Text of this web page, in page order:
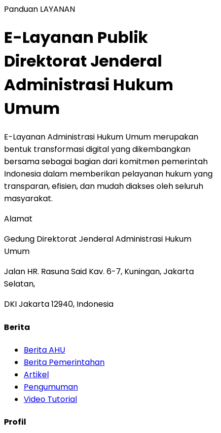
Panduan LAYANAN
E-Layanan Publik
Direktorat Jenderal
Administrasi Hukum
Umum
E-Layanan Administrasi Hukum Umum merupakan
bentuk transformasi digital yang dikembangkan
bersama sebagai bagian dari komitmen pemerintah
Indonesia dalam memberikan pelayanan hukum yang
transparan, efisien, dan mudah diakses oleh seluruh
masyarakat.
Alamat
Gedung Direktorat Jenderal Administrasi Hukum
Umum
Jalan HR. Rasuna Said Kav. 6-7, Kuningan, Jakarta
Selatan,
DKI Jakarta 12940, Indonesia
Berita
Berita AHU
Berita Pemerintahan
Artikel
Pengumuman
Video Tutorial
Profil